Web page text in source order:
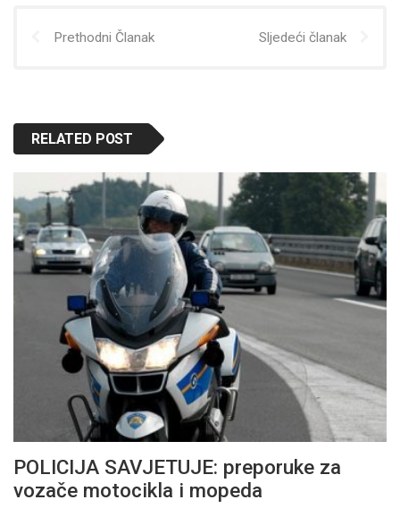
Prethodni Članak Sljedeći članak
RELATED POST
POLICIJA SAVJETUJE: preporuke za
vozače motocikla i mopeda